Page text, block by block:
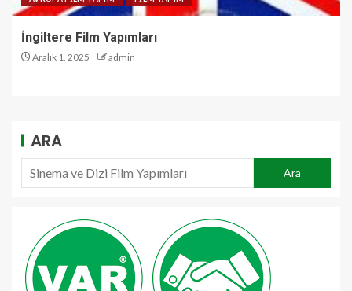
İngiltere Film Yapımları
Aralık 1, 2025 admin
ARA
Ara